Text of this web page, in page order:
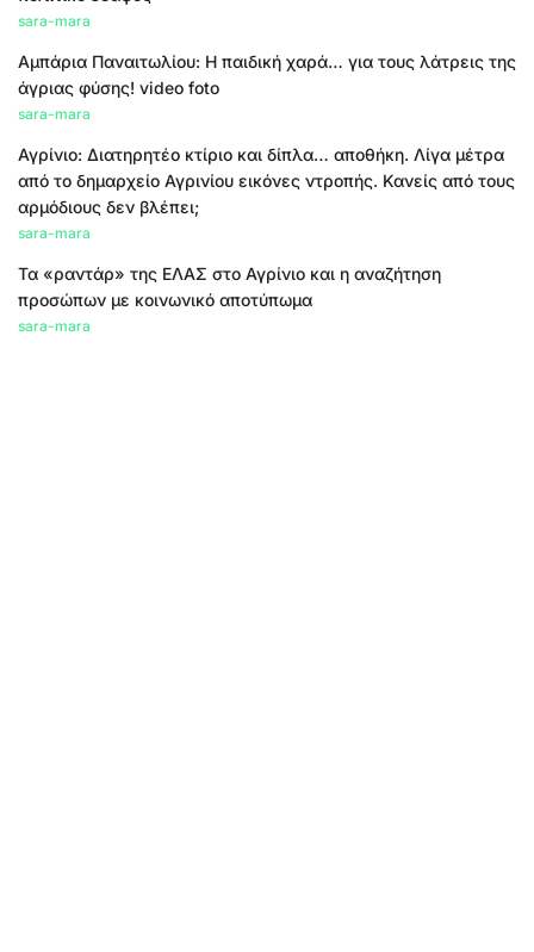
sara-mara
Αμπάρια Παναιτωλίου: Η παιδική χαρά… για τους λάτρεις της
άγριας φύσης! video foto
sara-mara
Αγρίνιο: Διατηρητέο κτίριο και δίπλα… αποθήκη. Λίγα μέτρα
από το δημαρχείο Αγρινίου εικόνες ντροπής. Κανείς από τους
αρμόδιους δεν βλέπει;
sara-mara
Τα «ραντάρ» της ΕΛΑΣ στο Αγρίνιο και η αναζήτηση
προσώπων με κοινωνικό αποτύπωμα
sara-mara